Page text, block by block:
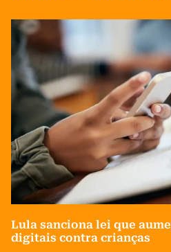
Lula sanciona lei que
digitais contra crianças